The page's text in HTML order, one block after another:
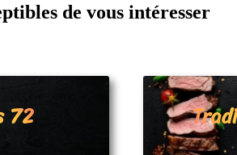
de vous intéresser
72